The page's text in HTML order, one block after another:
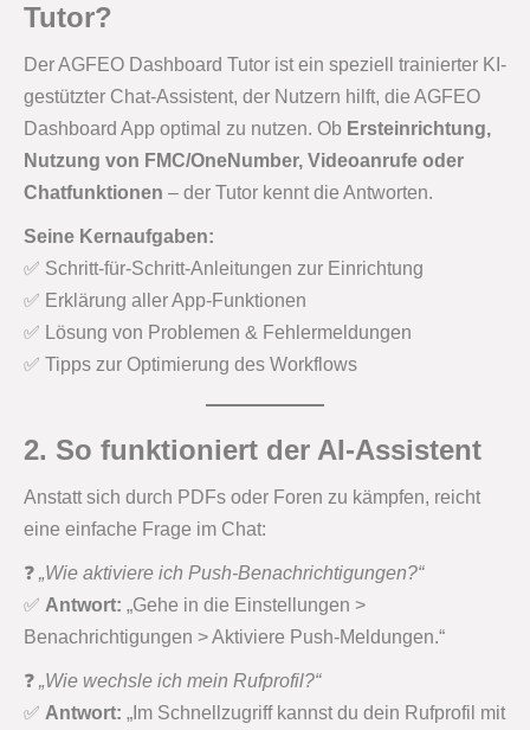
Tutor?
Der AGFEO Dashboard Tutor ist ein speziell trainierter KI-
gestützter Chat-Assistent, der Nutzern hilft, die AGFEO
Dashboard App optimal zu nutzen. Ob Ersteinrichtung,
Nutzung von FMC/OneNumber, Videoanrufe oder
Chatfunktionen – der Tutor kennt die Antworten.
Seine Kernaufgaben:
✅ Schritt-für-Schritt-Anleitungen zur Einrichtung
✅ Erklärung aller App-Funktionen
✅ Lösung von Problemen & Fehlermeldungen
✅ Tipps zur Optimierung des Workflows
2. So funktioniert der AI-Assistent
Anstatt sich durch PDFs oder Foren zu kämpfen, reicht
eine einfache Frage im Chat:
❓ „Wie aktiviere ich Push-Benachrichtigungen?“
✅ Antwort: „Gehe in die Einstellungen >
Benachrichtigungen > Aktiviere Push-Meldungen.“
❓ „Wie wechsle ich mein Rufprofil?“
✅ Antwort: „Im Schnellzugriff kannst du dein Rufprofil mit